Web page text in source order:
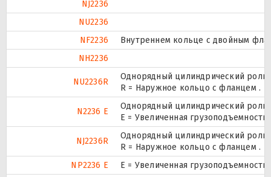
NJ2236
NU2236
NF2236
Внутреннем кольце с двойным
NH2236
NU2236R
Однорядный цилиндрический
R = Наружное кольцо с фланцем .
N2236 E
Однорядный цилиндрический
Е = Увеличенная грузоподъемность.
NJ2236R
Однорядный цилиндрический
R = Наружное кольцо с фланцем .
NP2236 E
Е = Увеличенная грузоподъемность.